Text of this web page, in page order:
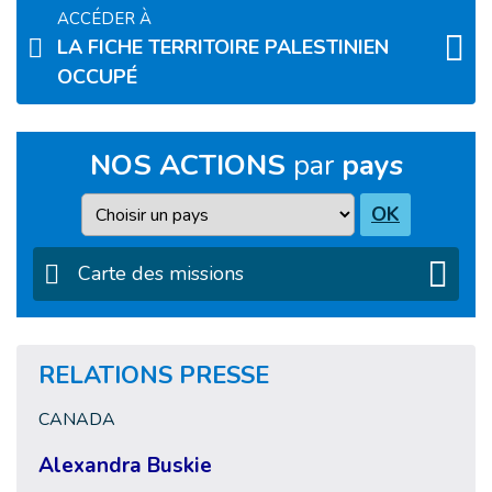
ACCÉDER À
LA FICHE TERRITOIRE PALESTINIEN
OCCUPÉ
NOS ACTIONS par pays
Pays OK
Carte des missions
RELATIONS PRESSE
CANADA
Alexandra Buskie